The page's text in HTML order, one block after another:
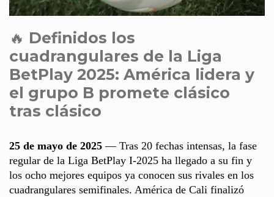
🔥 Definidos los
cuadrangulares de la Liga
BetPlay 2025: América lidera y
el grupo B promete clásico
tras clásico
25 de mayo de 2025 — Tras 20 fechas intensas, la fase
regular de la Liga BetPlay I-2025 ha llegado a su fin y
los ocho mejores equipos ya conocen sus rivales en los
cuadrangulares semifinales. América de Cali finalizó